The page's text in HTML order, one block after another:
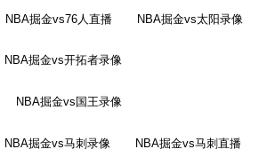
NBA掘金vs76人直播 NBA掘金vs太阳录像
NBA掘金vs开拓者录像
NBA掘金vs国王录像
NBA掘金vs马刺录像 NBA掘金vs马刺直播